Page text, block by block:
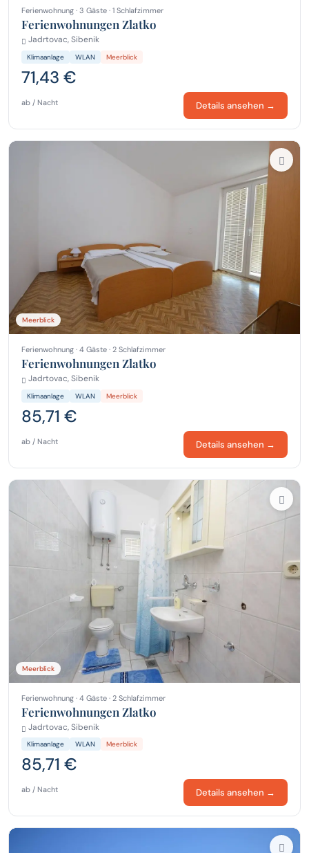
Ferienwohnung · 3 Gäste · 1 Schlafzimmer
Ferienwohnungen Zlatko
Jadrtovac, Sibenik
Klimaanlage WLAN Meerblick
71,43 €
ab / Nacht Details ansehen →
Meerblick
Ferienwohnung · 4 Gäste · 2 Schlafzimmer
Ferienwohnungen Zlatko
Jadrtovac, Sibenik
Klimaanlage WLAN Meerblick
85,71 €
ab / Nacht Details ansehen →
Meerblick
Ferienwohnung · 4 Gäste · 2 Schlafzimmer
Ferienwohnungen Zlatko
Jadrtovac, Sibenik
Klimaanlage WLAN Meerblick
85,71 €
ab / Nacht Details ansehen →